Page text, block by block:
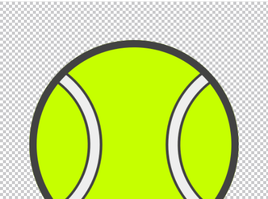
Фото без фона
Контакты